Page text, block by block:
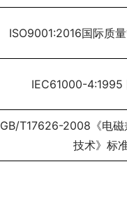
ISO9001:2016国际质
IEC61000-4:1995
GB/T17626-2008《电磁
技术》标